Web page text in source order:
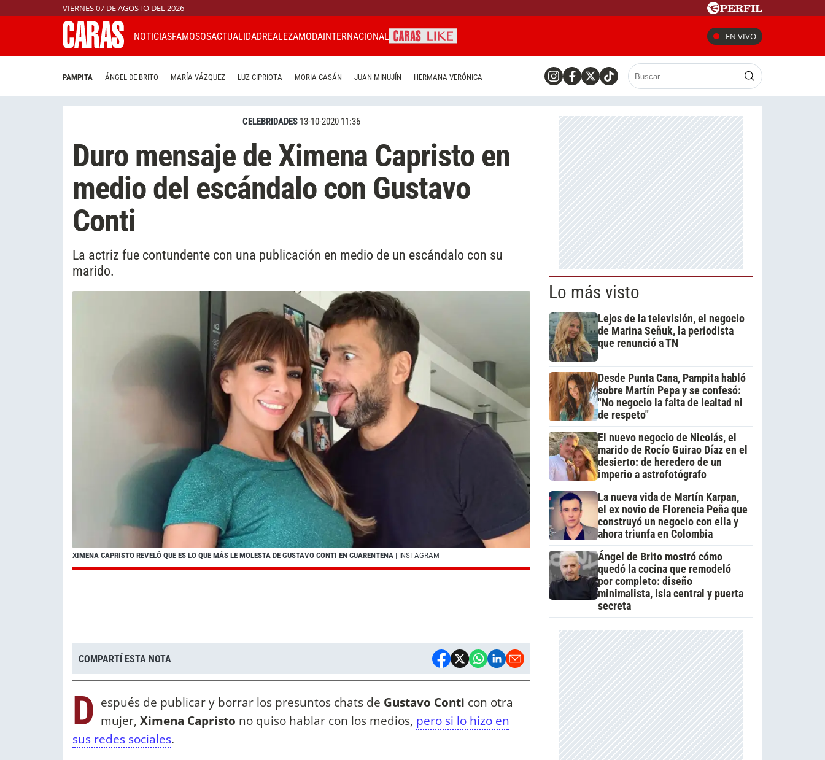
VIERNES 07 DE AGOSTO DEL 2026
NOTICIASFAMOSOSACTUALIDADREALEZAMODAINTERNACIONAL EN VIVO
PAMPITA ÁNGEL DE BRITO MARÍA VÁZQUEZ LUZ CIPRIOTA MORIA CASÁN JUAN MINUJÍN HERMANA VERÓNICA
CELEBRIDADES 13-10-2020 11:36
Duro mensaje de Ximena Capristo en
medio del escándalo con Gustavo
Conti
La actriz fue contundente con una publicación en medio de un escándalo con su
marido.
XIMENA CAPRISTO REVELÓ QUE ES LO QUE MÁS LE MOLESTA DE GUSTAVO CONTI EN CUARENTENA | INSTAGRAM
COMPARTÍ ESTA NOTA
D espués de publicar y borrar los presuntos chats de Gustavo Conti con otra
mujer, Ximena Capristo no quiso hablar con los medios, pero si lo hizo en
sus redes sociales.
Lo más visto
Lejos de la televisión, el negocio
de Marina Señuk, la periodista
que renunció a TN
Desde Punta Cana, Pampita habló
sobre Martín Pepa y se confesó:
"No negocio la falta de lealtad ni
de respeto"
El nuevo negocio de Nicolás, el
marido de Rocío Guirao Díaz en el
desierto: de heredero de un
imperio a astrofotógrafo
La nueva vida de Martín Karpan,
el ex novio de Florencia Peña que
construyó un negocio con ella y
ahora triunfa en Colombia
Ángel de Brito mostró cómo
quedó la cocina que remodeló
por completo: diseño
minimalista, isla central y puerta
secreta